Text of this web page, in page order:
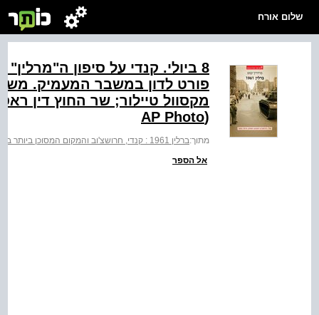
שלום אורח
8 ביולי. קנדי על סיפון
פורט לדון במשבר המעמיק.
מקסוול טיילור; שר החוץ דין
(AP Photo
מתוך:ברלין 1961 : קנדי, חרושצ'וב והמקום המסוכן ביותר בתבל
אל הספר